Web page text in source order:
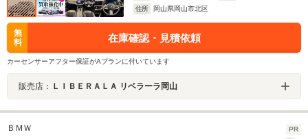
住所
岡山県岡山市北区
無
料
在庫確認・見積依頼
カーセンサーアフター保証がAプランに付いています
販売店： ＬＩＢＥＲＡＬＡ リベラーラ岡山
ＢＭＷ PR